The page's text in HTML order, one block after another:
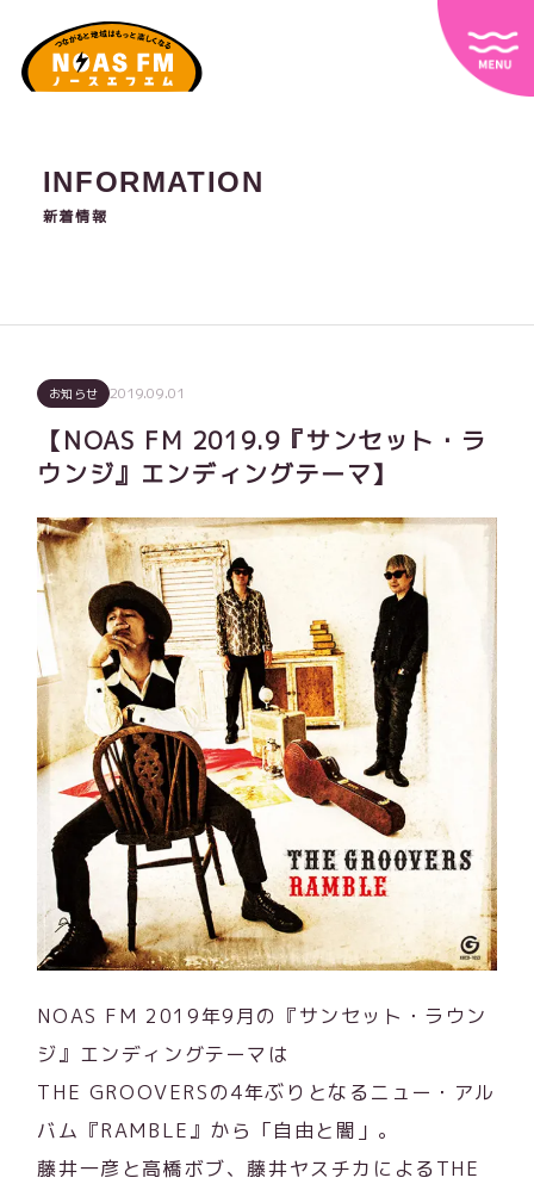
INFORMATION
新着情報
お知らせ 2019.09.01
【NOAS FM 2019.9『サンセット・ラ
ウンジ』エンディングテーマ】
NOAS FM 2019年9月の『サンセット・ラウン
ジ』エンディングテーマは
THE GROOVERSの4年ぶりとなるニュー・アル
バム『RAMBLE』から「自由と闇」。
藤井一彦と高橋ボブ、藤井ヤスチカによるTHE